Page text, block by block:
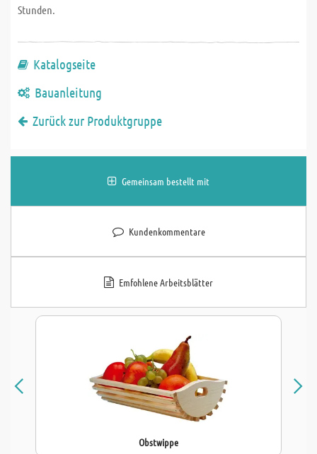
Stunden.
Katalogseite
Bauanleitung
Zurück zur Produktgruppe
Gemeinsam bestellt mit
Kundenkommentare
Emfohlene Arbeitsblätter
Obstwippe